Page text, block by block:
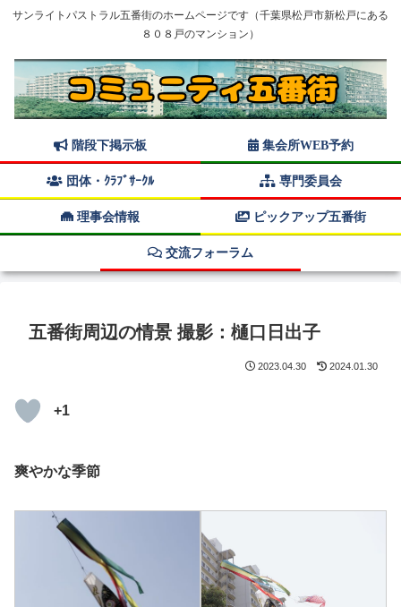
サンライトパストラル五番街のホームページです（千葉県松戸市新松戸にある
８０８戸のマンション）
階段下掲示板 集会所WEB予約
団体・ｸﾗﾌﾞｻｰｸﾙ 専門委員会
理事会情報 ピックアップ五番街
交流フォーラム
五番街周辺の情景 撮影：樋口日出子
2023.04.30 2024.01.30
+1
爽やかな季節